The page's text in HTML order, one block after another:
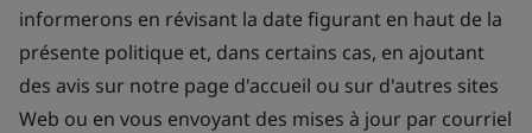
informerons en révisant la date figurant en haut de la
présente politique et, dans certains cas, en ajoutant
des avis sur notre page d'accueil ou sur d'autres sites
Web ou en vous envoyant des mises à jour par courriel